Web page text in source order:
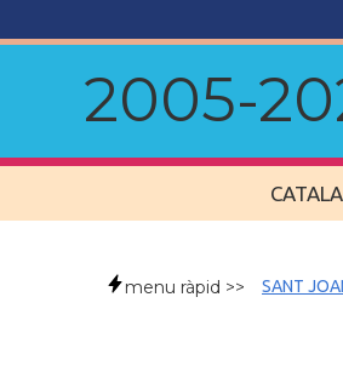
2005-
menu ràpid >> SANT